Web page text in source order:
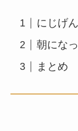
にじげ
朝にな
まとめ